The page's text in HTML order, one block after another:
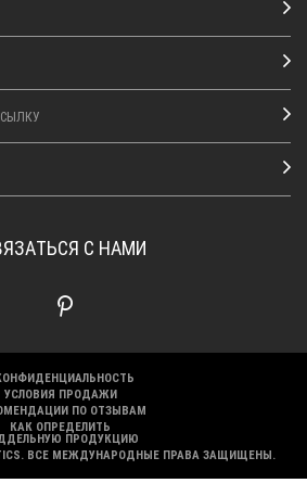
С НАМИ
УСЛОВИЯ ПРОДАЖИ
ПО ОТЗЫВАМ
КАК ОПРЕДЕЛИТЬ
ПРОДУКЦИЮ
ВСЕ МЕЖДУНАРОДНЫЕ ПРАВА ЗАЩИЩЕНЫ.